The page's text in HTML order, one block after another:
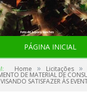
PÁGINA INICIAL
Home » Licitações »
DE MATERIAL DE
SATISFAZER ÀS